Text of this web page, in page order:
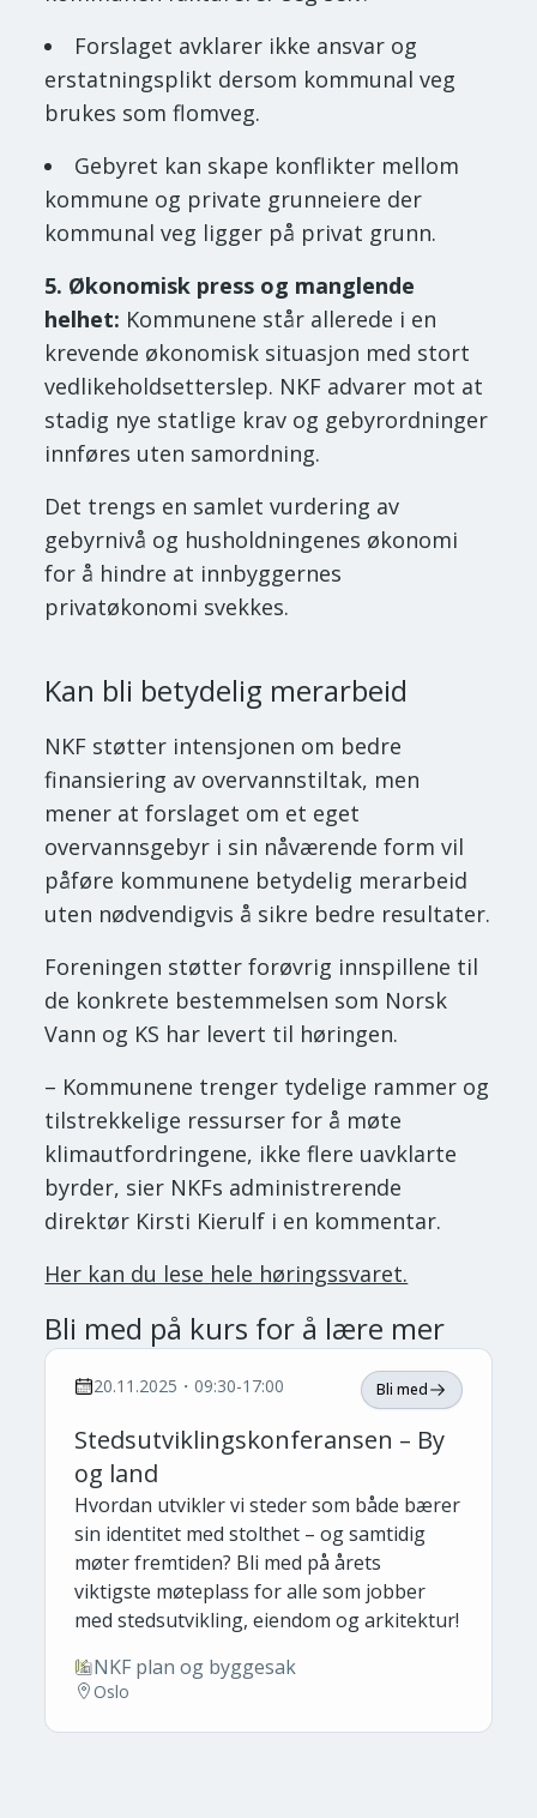
Forslaget avklarer ikke ansvar og
erstatningsplikt dersom kommunal veg
brukes som flomveg.
Gebyret kan skape konflikter mellom
kommune og private grunneiere der
kommunal veg ligger på privat grunn.
5. Økonomisk press og manglende
helhet: Kommunene står allerede i en
krevende økonomisk situasjon med stort
vedlikeholdsetterslep. NKF advarer mot at
stadig nye statlige krav og gebyrordninger
innføres uten samordning.
Det trengs en samlet vurdering av
gebyrnivå og husholdningenes økonomi
for å hindre at innbyggernes
privatøkonomi svekkes.
Kan bli betydelig merarbeid
NKF støtter intensjonen om bedre
finansiering av overvannstiltak, men
mener at forslaget om et eget
overvannsgebyr i sin nåværende form vil
påføre kommunene betydelig merarbeid
uten nødvendigvis å sikre bedre resultater.
Foreningen støtter forøvrig innspillene til
de konkrete bestemmelsen som Norsk
Vann og KS har levert til høringen.
– Kommunene trenger tydelige rammer og
tilstrekkelige ressurser for å møte
klimautfordringene, ikke flere uavklarte
byrder, sier NKFs administrerende
direktør Kirsti Kierulf i en kommentar.
Her kan du lese hele høringssvaret.
Bli med på kurs for å lære mer
20.11.2025・09:30-17:00 Bli med
Stedsutviklingskonferansen – By
og land
Hvordan utvikler vi steder som både bærer
sin identitet med stolthet – og samtidig
møter fremtiden? Bli med på årets
viktigste møteplass for alle som jobber
med stedsutvikling, eiendom og arkitektur!
NKF plan og byggesak
Oslo